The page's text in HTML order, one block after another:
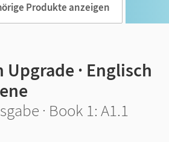
Produkte anzeigen
Upgrade · Englisch
· Book 1: A1.1